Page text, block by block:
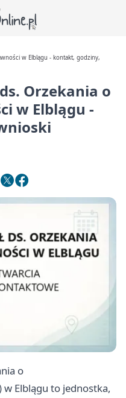
w Elblągu - kontakt, godziny,
Orzekania o
w Elblągu -
o
w Elblągu to jednostka,